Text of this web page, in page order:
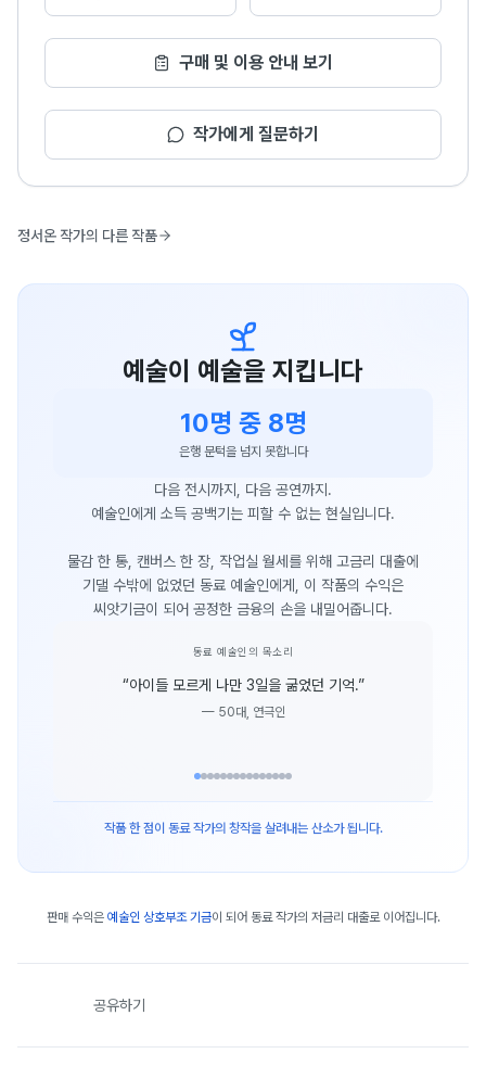
구매 및 이용 안내 보기
작가에게 질문하기
정서온 작가의 다른 작품
예술이 예술을 지킵니다
10명 중 8명
은행 문턱을 넘지 못합니다
다음 전시까지, 다음 공연까지.
예술인에게 소득 공백기는 피할 수 없는 현실입니다.
물감 한 통, 캔버스 한 장, 작업실 월세를 위해 고금리 대출에
기댈 수밖에 없었던 동료 예술인에게, 이 작품의 수익은
씨앗기금이 되어 공정한 금융의 손을 내밀어줍니다.
동료 예술인의 목소리
“아이들 모르게 나만 3일을 굶었던 기억.”
— 50대, 연극인
작품 한 점이 동료 작가의 창작을 살려내는 산소가 됩니다.
판매 수익은 예술인 상호부조 기금이 되어 동료 작가의 저금리 대출로 이어집니다.
공유하기